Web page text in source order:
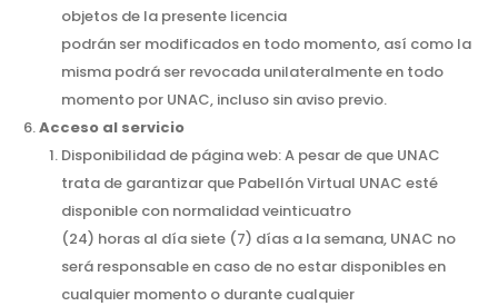
objetos de la presente licencia
podrán ser modificados en todo momento, así como la
misma podrá ser revocada unilateralmente en todo
momento por UNAC, incluso sin aviso previo.
Acceso al servicio
Disponibilidad de página web: A pesar de que UNAC
trata de garantizar que Pabellón Virtual UNAC esté
disponible con normalidad veinticuatro
(24) horas al día siete (7) días a la semana, UNAC no
será responsable en caso de no estar disponibles en
cualquier momento o durante cualquier